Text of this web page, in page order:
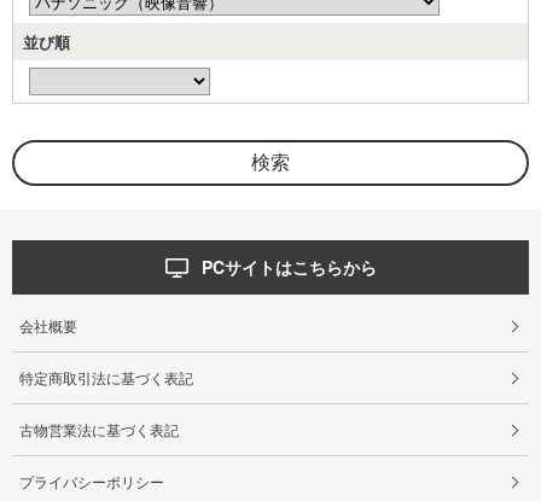
並び順
PCサイトはこちらから
会社概要
特定商取引法に基づく表記
古物営業法に基づく表記
プライバシーポリシー